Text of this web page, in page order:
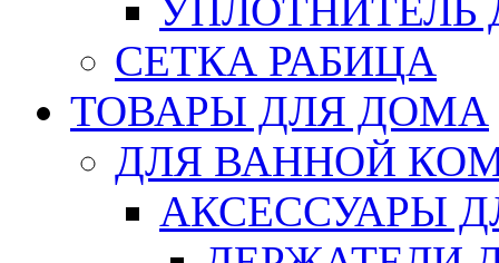
СЕТКА РАБИЦА
ТОВАРЫ ДЛЯ ДОМА
ДЛЯ ВАННОЙ
АКСЕССУАРЫ